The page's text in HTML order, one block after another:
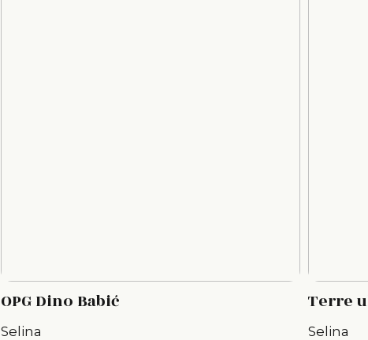
OPG Dino Babić
Selina
Terre
Selina